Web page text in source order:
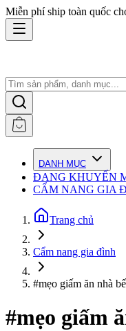
Miễn phí ship toàn quốc
DANH MỤC
ĐANG KHUYẾN
CẨM NANG GIA
Trang chủ
Cẩm nang gia đình
#mẹo giấm ăn nhà
#mẹo giấm